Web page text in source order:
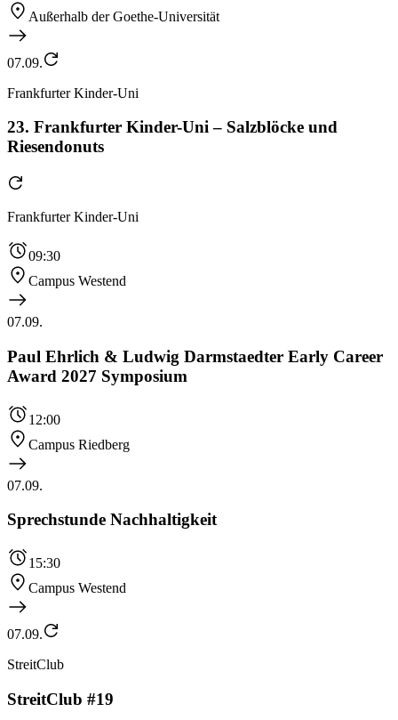
Außerhalb der Goethe-Universität
07.09.
Frankfurter Kinder-Uni
23. Frankfurter Kinder-Uni – Salzblöcke und
Riesendonuts
Frankfurter Kinder-Uni
09:30
Campus Westend
07.09.
Paul Ehrlich & Ludwig Darmstaedter Early Career
Award 2027 Symposium
12:00
Campus Riedberg
07.09.
Sprechstunde Nachhaltigkeit
15:30
Campus Westend
07.09.
StreitClub
StreitClub #19